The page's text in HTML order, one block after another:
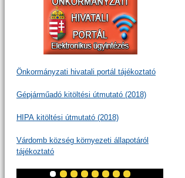
Önkormányzati hivatali portál tájékoztató
Gépjárműadó kitöltési útmutató (2018)
HIPA kitöltési útmutató (2018)
Várdomb község környezeti állapotáról
tájékoztató